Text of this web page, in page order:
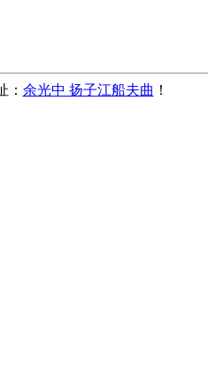
： 余光中 扬子江船夫曲 ！